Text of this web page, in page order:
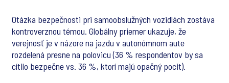
Otázka bezpečnosti pri samoobslužných vozidlách zostáva
kontroverznou témou. Globálny priemer ukazuje, že
verejnosť je v názore na jazdu v autonómnom aute
rozdelená presne na polovicu (36 % respondentov by sa
cítilo bezpečne vs. 36 %, ktorí majú opačný pocit).